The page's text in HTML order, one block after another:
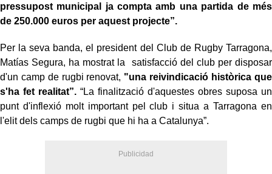
pressupost municipal ja compta amb una partida de més
de 250.000 euros per aquest projecte”.
Per la seva banda, el president del Club de Rugby Tarragona,
Matías Segura, ha mostrat la satisfacció del club per disposar
d'un camp de rugbi renovat, "una reivindicació històrica que
s'ha fet realitat”.“La finalització d'aquestes obres suposa un
punt d'inflexió molt important pel club i situa a Tarragona en
l'elit dels camps de rugbi que hi ha a Catalunya”.